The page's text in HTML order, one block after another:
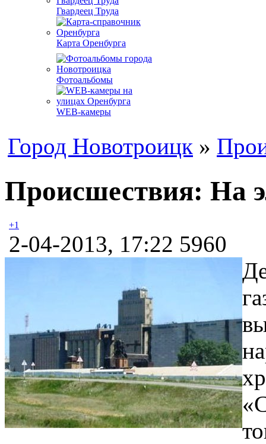
Гвардеец Труда
Карта Оренбурга
Фотоальбомы
WEB-камеры
Город Новотроицк »
Происшествия: На
+1
2-04-2013, 17:22 5960